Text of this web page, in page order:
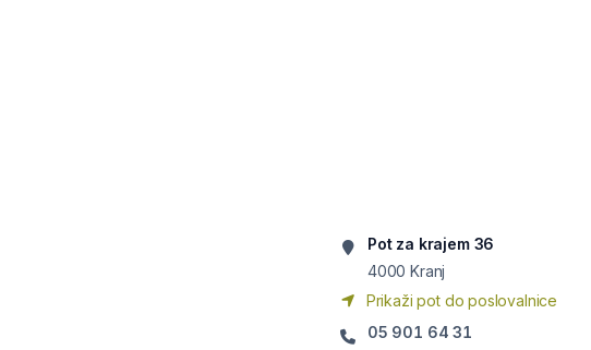
Pot za krajem 36
4000 Kranj
Prikaži pot do poslovalnice
05 901 64 31